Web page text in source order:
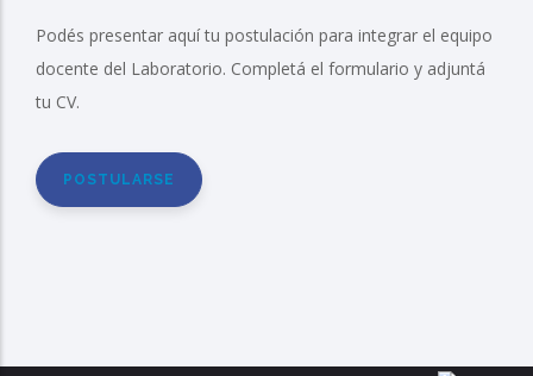
Podés presentar aquí tu postulación para integrar el equipo
docente del Laboratorio. Completá el formulario y adjuntá
tu CV.
POSTULARSE